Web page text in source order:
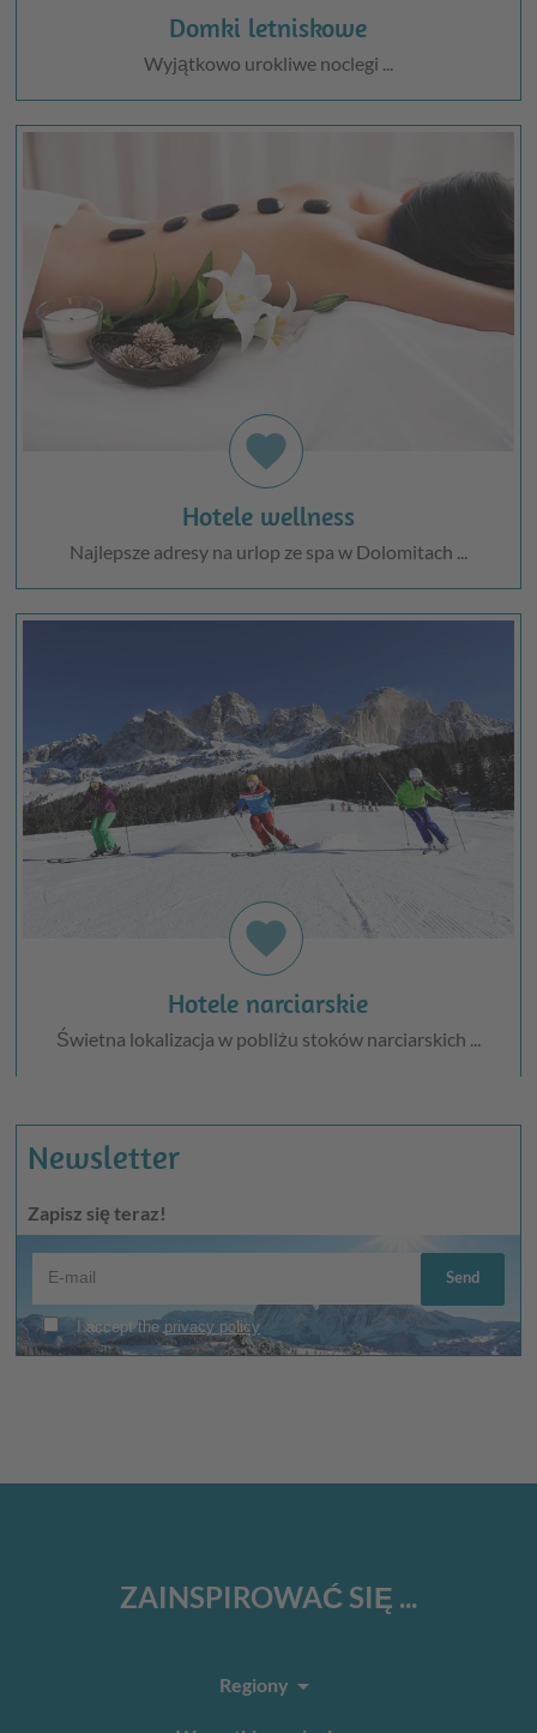
Domki letniskowe
Wyjątkowo urokliwe noclegi ...
favorite
Hotele wellness
Najlepsze adresy na urlop ze spa w Dolomitach ...
favorite
Hotele narciarskie
Świetna lokalizacja w pobliżu stoków narciarskich ...
Newsletter
Zapisz się teraz!
ZAINSPIROWAĆ SIĘ ...
Regiony arrow_drop_down